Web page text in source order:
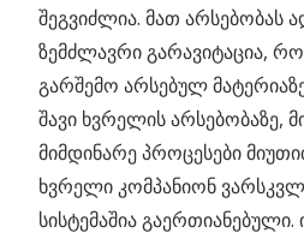
შეგვიძლია. მათ არსებობას
ზემძლავრი გარავიტაცია,
გარშემო არსებულ
შავი ხვრელის არსებობაზე,
მიმდინარე პროცესები
ხვრელი კომპანიონ
სისტემაშია გაერთიანებული.